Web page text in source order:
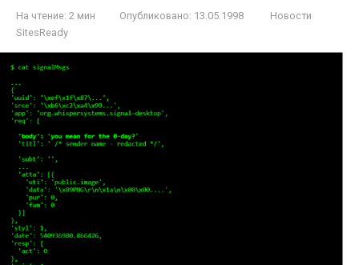
На чтение: 2 мин Опубликовано: 13.05.1998
Новости
SitesReady